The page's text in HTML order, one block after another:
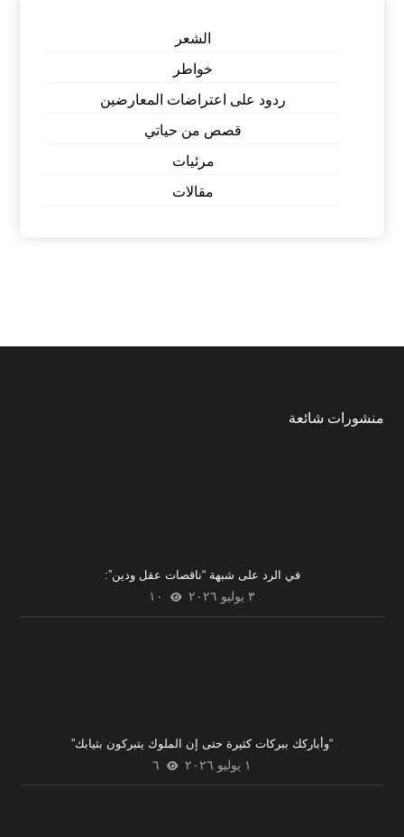
الشعر
خواطر
ردود على اعتراضات المعارضين
قصص من حياتي
مرئيات
مقالات
منشورات شائعة
في الرد على شبهة “ناقصات عقل ودين”:
٣ يوليو ٢٠٢٦ ١٠
“وأباركك ببركات كثيرة حتى إن الملوك يتبركون بثيابك”
١ يوليو ٢٠٢٦ ٦